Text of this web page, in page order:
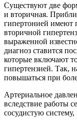
Существуют две
и вторичная.
гипертонией имеют
вторичной
выраженной
диагноз ставится
которые включают
гипертензией. Так,
повышаться при
Артериальное
вследствие работы
сосудистую